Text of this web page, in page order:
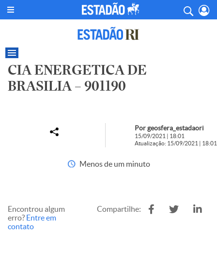
CIA ENERGETICA DE
BRASILIA – 901190
Por geosfera_estadaori
15/09/2021 | 18:01
Atualização: 15/09/2021 | 18:01
Menos de um minuto
Encontrou algum
erro? Entre em
contato
Compartilhe: